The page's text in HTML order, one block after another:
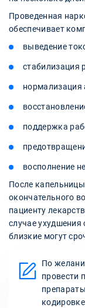
Проведенная
обеспечивает
выведение
стабилизация
нормализация
поддержка
восполнение
После
окончательного
пациенту
случае
близкие могут
По
провести